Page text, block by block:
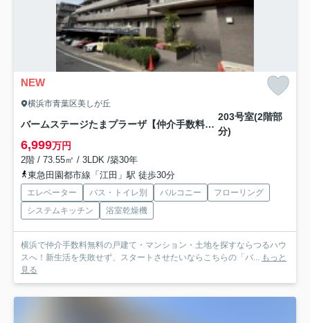
NEW
横浜市青葉区美しが丘
バームステージたまプラーザ【仲介手数料無料】
203号室(2階部
分)
6,999万円
2階 / 73.55㎡ / 3LDK /築30年
東急田園都市線「江田」駅 徒歩30分
エレベーター バス・トイレ別 バルコニー
フローリング
システムキッチン
浴室乾燥機
横浜で仲介手数料無料の戸建て・マンション・土地を探すならつるハウ
スへ！新生活を失敗せず、スタートさせたいならこちらの「バ... もっと
見る